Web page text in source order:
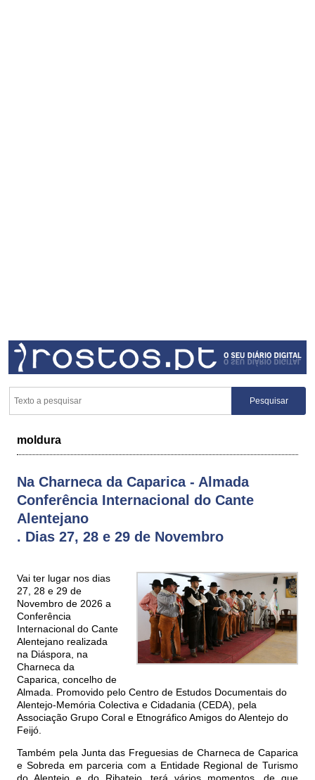
moldura
Na Charneca da Caparica - Almada
Conferência Internacional do Cante
Alentejano
. Dias 27, 28 e 29 de Novembro
Vai ter lugar nos dias
27, 28 e 29 de
Novembro de 2026 a
Conferência
Internacional do Cante
Alentejano realizada
na Diáspora, na
Charneca da
Caparica, concelho de
Almada. Promovido pelo Centro de Estudos Documentais do
Alentejo-Memória Colectiva e Cidadania (CEDA), pela
Associação Grupo Coral e Etnográfico Amigos do Alentejo do
Feijó.
Também pela Junta das Freguesias de Charneca de Caparica
e Sobreda em parceria com a Entidade Regional de Turismo